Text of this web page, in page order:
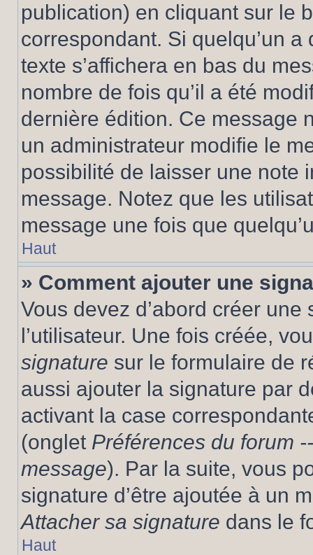
publication) en cliquant sur le
correspondant. Si quelqu’un
texte s’affichera en bas du
nombre de fois qu’il a été
dernière édition. Ce message
un administrateur modifie le
possibilité de laisser une note
message. Notez que les
message une fois que
Haut
» Comment ajouter une
Vous devez d’abord créer
l’utilisateur. Une fois créée,
signature sur le formulaire de
aussi ajouter la signature par
activant la case
(onglet Préférences du forum
message). Par la suite, vous
signature d’être ajoutée à un
Attacher sa signature dans le
Haut